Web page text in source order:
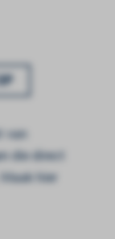
van
die direct
hier